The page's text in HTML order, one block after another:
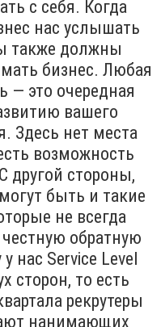
с себя. Когда
нас услышать
также должны
бизнес. Любая
— это очередная
вашего
Здесь нет места
возможность
другой стороны,
быть и такие
не всегда
обратную
нас Service Level
сторон, то есть
рекрутеры
нанимающих